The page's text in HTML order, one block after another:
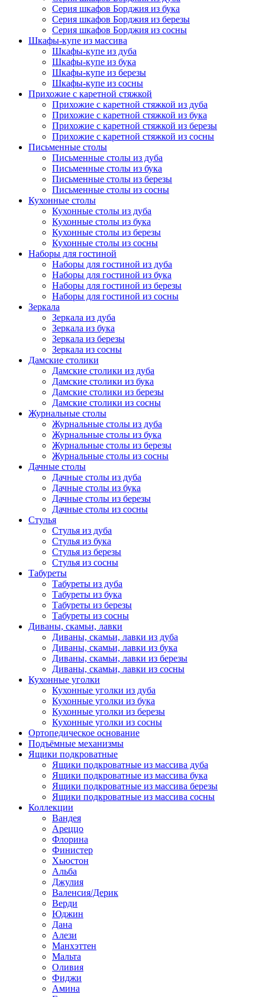
Серия шкафов Борджия из бука
Серия шкафов Борджия из березы
Серия шкафов Борджия из сосны
Шкафы-купе из массива
Шкафы-купе из дуба
Шкафы-купе из бука
Шкафы-купе из березы
Шкафы-купе из сосны
Прихожие с каретной стяжкой
Прихожие с каретной стяжкой из дуба
Прихожие с каретной стяжкой из бука
Прихожие с каретной стяжкой из березы
Прихожие с каретной стяжкой из сосны
Письменные столы
Письменные столы из дуба
Письменные столы из бука
Письменные столы из березы
Письменные столы из сосны
Кухонные столы
Кухонные столы из дуба
Кухонные столы из бука
Кухонные столы из березы
Кухонные столы из сосны
Наборы для гостиной
Наборы для гостиной из дуба
Наборы для гостиной из бука
Наборы для гостиной из березы
Наборы для гостиной из сосны
Зеркала
Зеркала из дуба
Зеркала из бука
Зеркала из березы
Зеркала из сосны
Дамские столики
Дамские столики из дуба
Дамские столики из бука
Дамские столики из березы
Дамские столики из сосны
Журнальные столы
Журнальные столы из дуба
Журнальные столы из бука
Журнальные столы из березы
Журнальные столы из сосны
Дачные столы
Дачные столы из дуба
Дачные столы из бука
Дачные столы из березы
Дачные столы из сосны
Стулья
Стулья из дуба
Стулья из бука
Стулья из березы
Стулья из сосны
Табуреты
Табуреты из дуба
Табуреты из бука
Табуреты из березы
Табуреты из сосны
Диваны, скамьи, лавки
Диваны, скамьи, лавки из дуба
Диваны, скамьи, лавки из бука
Диваны, скамьи, лавки из березы
Диваны, скамьи, лавки из сосны
Кухонные уголки
Кухонные уголки из дуба
Кухонные уголки из бука
Кухонные уголки из березы
Кухонные уголки из сосны
Ортопедическое основание
Подъёмные механизмы
Ящики подкроватные
Ящики подкроватные из массива дуба
Ящики подкроватные из массива бука
Ящики подкроватные из массива березы
Ящики подкроватные из массива сосны
Коллекции
Вандея
Ареццо
Флорина
Финистер
Хьюстон
Альба
Джулия
Валенсия/Дерик
Верди
Юджин
Дана
Алези
Манхэттен
Мальта
Оливия
Фиджи
Амина